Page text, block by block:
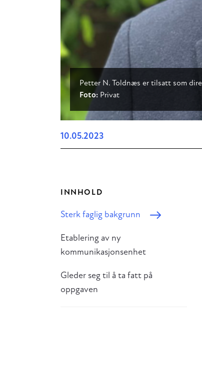
Petter N. Toldnæs er tilsatt som
Foto: Privat
10.05.2023
INNHOLD
Sterk faglig bakgrunn
Etablering av ny
kommunikasjonsenhet
Gleder seg til å ta fatt på
oppgaven